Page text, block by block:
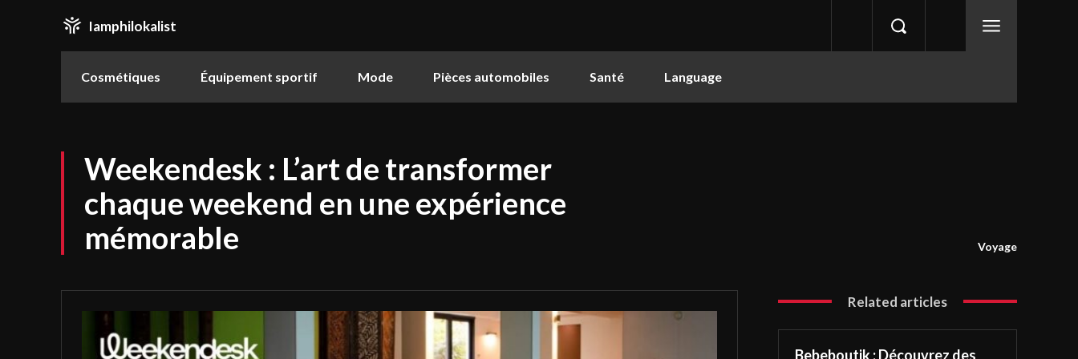
Iamphilokalist
Cosmétiques Équipement sportif Mode Pièces automobiles Santé Language
Weekendesk : L’art de transformer
chaque weekend en une expérience
mémorable
Voyage
Related articles
Bebeboutik : Découvrez des